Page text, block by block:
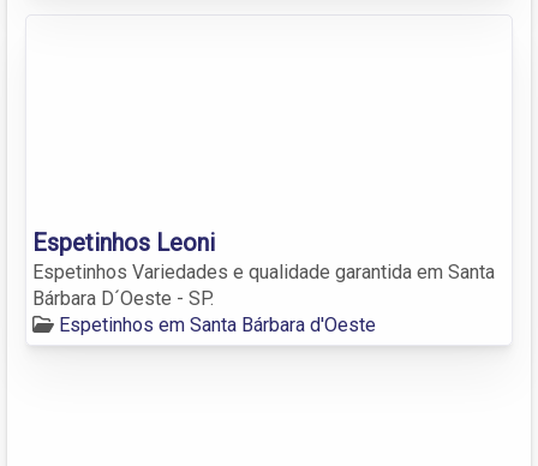
Espetinhos Leoni
Espetinhos Variedades e qualidade garantida em Santa
Bárbara D´Oeste - SP.
Espetinhos em Santa Bárbara d'Oeste